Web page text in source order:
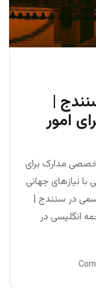
|
امور
تخصصی مدارک برای
نیازهای جهانی
رسمی در سنندج |
انگلیسی در